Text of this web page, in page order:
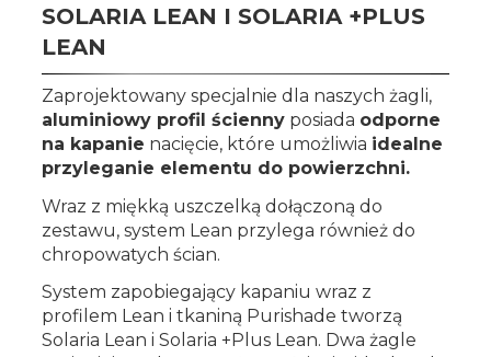
SOLARIA LEAN I SOLARIA +PLUS
LEAN
Zaprojektowany specjalnie dla naszych żagli,
aluminiowy profil ściennyposiada odporne
na kapanie nacięcie, które umożliwia idealne
przyleganie elementu do powierzchni.
Wraz z miękką uszczelką dołączoną do
zestawu, system Lean przylega również do
chropowatych ścian.
System zapobiegający kapaniu wraz z
profilem Lean i tkaniną Purishade tworzą
Solaria Lean i Solaria +Plus Lean. Dwa żagle